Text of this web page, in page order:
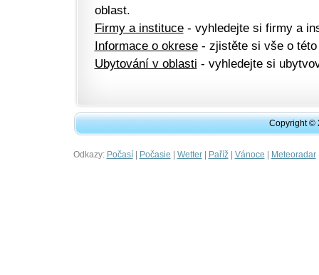
oblast.
Firmy a instituce- vyhledejte si firmy a
Informace o okrese- zjistěte si vše o této
Ubytování v oblasti - vyhledejte si
Copyright ©
Odkazy: Počasí| Počasie | Wetter| Paříž| Vánoce | Meteoradar